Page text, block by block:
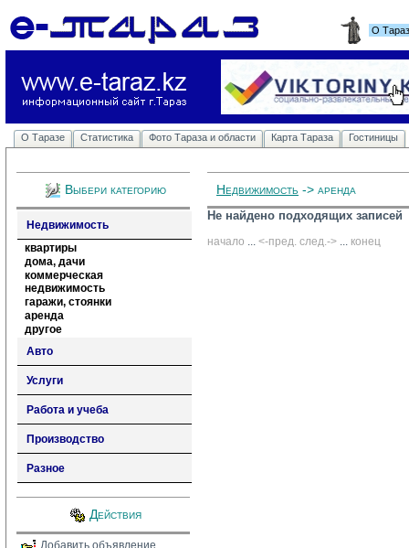
О
О Таразе Статистика Фото Тараза и области Карта Тараза Гостиницы
Выбери категорию
Недвижимость
квартиры
дома, дачи
коммерческая
недвижимость
гаражи, стоянки
аренда
другое
Авто
Услуги
Работа и учеба
Производство
Разное
Действия
Добавить объявление
Недвижимость -> аренда
Не найдено подходящих записей
начало ... <-пред. след.-> ... конец